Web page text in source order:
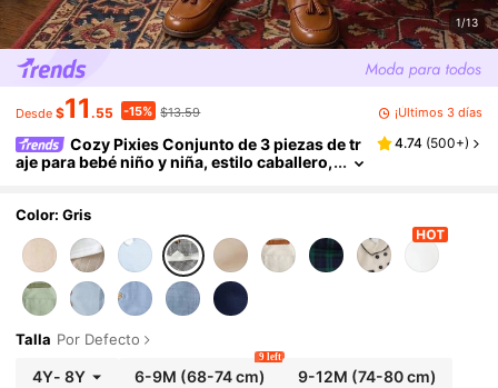
1/13
Desde $11 .55 -15% $13.59 ¡Últimos 3 días
Cozy Pixies Conjunto de 3 piezas de tr
aje para bebé niño y niña, estilo caballero,
de cuadros grises, adecuado para primavera
y verano, estilo británico, para uso en casa y a
l aire libre, ideal para fiesta de cumpleaños, ba
utizo, celebración del primer cumpleaños, fie
sta de noche, actuación, cena, boda y otras oc
asiones
4.74 (500+)
Color: Gris
Talla Por Defecto
4Y- 8Y 6-9M (68-74 cm)
9 left
9-12M (74-80 cm)